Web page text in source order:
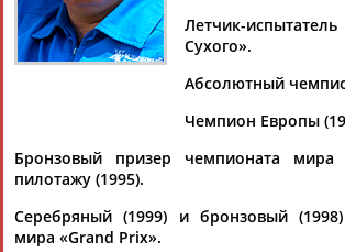
Тамилла
АБАСОВА
Рамазан
АБАЧАРАЕВ
Флюра
АББАТЕ-
Татьяна
АББЯСОВА
Акжана
Летчик-
Сухого».
Абсолютный
Чемпион Европы
Бронзовый призер чемпионата
пилотажу (1995).
Серебряный (1999) и бронзовый
мира «Grand Prix».